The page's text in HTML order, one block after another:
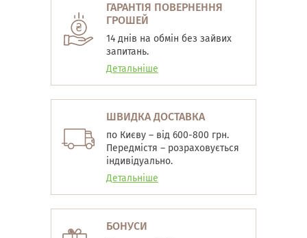
ГАРАНТІЯ ПОВЕРНЕННЯ
ГРОШЕЙ
14 днів на обмін без зайвих
запитань.
Детальніше
ШВИДКА ДОСТАВКА
по Києву – від 600-800 грн.
Передмістя – розраховується
індивідуально.
Детальніше
БОНУСИ